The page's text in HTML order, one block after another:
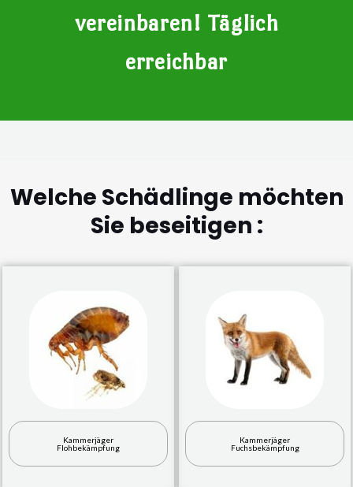
vereinbaren! Täglich
erreichbar
Welche Schädlinge möchten
Sie beseitigen :
Kammerjäger
Flohbekämpfung
Kammerjäger
Fuchsbekämpfung